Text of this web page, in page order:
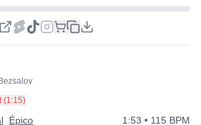
(1:15)
Épico 1:53 • 115 BPM